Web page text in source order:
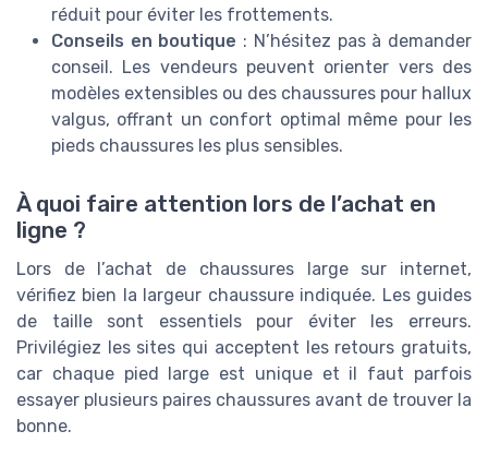
réduit pour éviter les frottements.
Conseils en boutique : N’hésitez pas à demander
conseil. Les vendeurs peuvent orienter vers des
modèles extensibles ou des chaussures pour hallux
valgus, offrant un confort optimal même pour les
pieds chaussures les plus sensibles.
À quoi faire attention lors de l’achat en
ligne ?
Lors de l’achat de chaussures large sur internet,
vérifiez bien la largeur chaussure indiquée. Les guides
de taille sont essentiels pour éviter les erreurs.
Privilégiez les sites qui acceptent les retours gratuits,
car chaque pied large est unique et il faut parfois
essayer plusieurs paires chaussures avant de trouver la
bonne.